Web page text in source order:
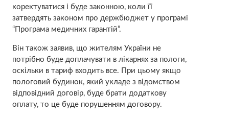
коректуватися і буде законною, коли її
затвердять законом про держбюджет у програмі
“Програма медичних гарантій”.
Він також заявив, що жителям України не
потрібно буде доплачувати в лікарнях за пологи,
оскільки в тариф входить все. При цьому якщо
пологовий будинок, який укладе з відомством
відповідний договір, буде брати додаткову
оплату, то це буде порушенням договору.